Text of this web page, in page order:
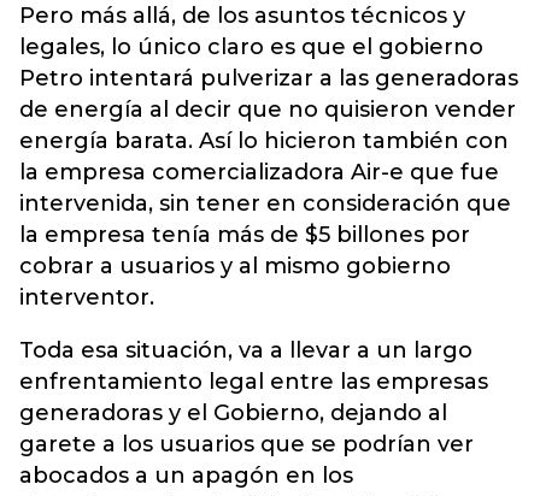
Pero más allá, de los asuntos técnicos y
legales, lo único claro es que el gobierno
Petro intentará pulverizar a las generadoras
de energía al decir que no quisieron vender
energía barata. Así lo hicieron también con
la empresa comercializadora Air-e que fue
intervenida, sin tener en consideración que
la empresa tenía más de $5 billones por
cobrar a usuarios y al mismo gobierno
interventor.
Toda esa situación, va a llevar a un largo
enfrentamiento legal entre las empresas
generadoras y el Gobierno, dejando al
garete a los usuarios que se podrían ver
abocados a un apagón en los